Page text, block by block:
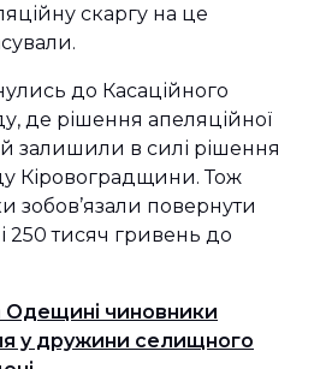
скаргу на це
до Касаційного
де рішення апеляційної
й залишили в силі рішення
Кіровоградщини. Тож
зобов’язали повернути
250 тисяч гривень до
Одещині чиновники
у дружини селищного